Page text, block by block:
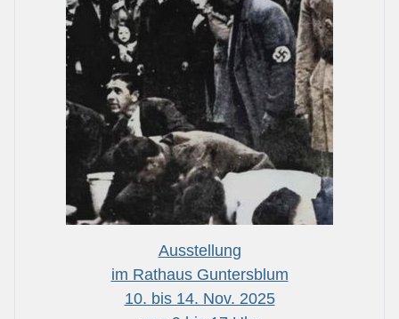
Ausstellung
im Rathaus Guntersblum
10. bis 14. Nov. 2025